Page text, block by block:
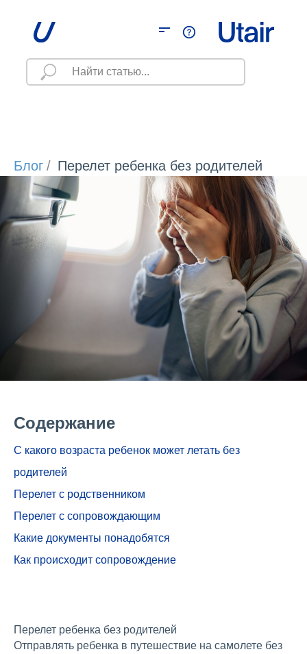
Блог / Перелет ребенка без родителей
Содержание
С какого возраста ребенок может летать без
родителей
Перелет с родственником
Перелет с сопровождающим
Какие документы понадобятся
Как происходит сопровождение
Перелет ребенка без родителей
Отправлять ребенка в путешествие на самолете без